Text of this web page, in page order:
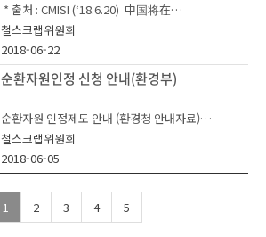
철스크랩 고의적 불순물 혼입행위를 원천적으로 근
절하는 분위기를 만들 수 있어 참여 부탁드린다”고
말했다.
한편 철강협회 철스크랩위원회는 건전한 유통질서
순물 신고센터를 운영하고 있다.
출처: 매일일보
한국철강협회 철스크랩위원회는 14일 서울 송파구
소재 철강협회에서 2019년도 제1회 이사회를 개최
하고, 올해 사업계획을 확정했다.
철스크랩위원회는 ‘철스크랩 산업경쟁력 강화를 위
‘철스크랩 폐기물 열분해 가스화 사업’ ‘수입산 철
스크랩 품질 관리 기준 정립’ ‘집게차 기사양성과정
개설’ 등을 중점 추진하기로 했다.
위원회는 이물질이 혼입된 저품질의 수입산 철스크
랩의 국내 유입이 꾸준히 증가되고 있는 상황에서
이렇다 할 품질 분류 기준이 없어, 저품질 수입산 철
* 출처 : CMISI (‘18.6.20) 中国将在
- 리간제(李干杰) 생태환경부(MEE) 부장은 중국정
부의 환경오염 개선정책에 따라서 ‘18~20년까지
철스크랩 등 고체폐기물에 대한 수입 제한을 한층
강화할 것이라 언급
으로 축소하는 등 품목별 제한 외에도 고체폐기물
의 밀수출입에 대한 적발도 강화할 예정
2018-2020年进一步收紧对固体废物进口的限
制
철스크랩위원회
2018-06-22
순환자원인정 신청 안내(환경부)
순환자원 인정제도 안내 (환경청 안내자료)
자원순환기본법 제정공포(`16.5) 및 시행(`18.1.
1.)으로 2018년부터 순환자원 인정제도가 본격 시
해당 제도에 대해 안내하오니 업무에 참고 바랍니
다.
철스크랩위원회
2018-06-05
1 2 3 4 5